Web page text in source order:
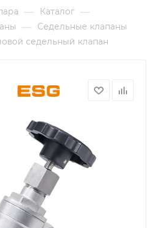
— Каталог —
— Седельные клапаны
седельный клапан